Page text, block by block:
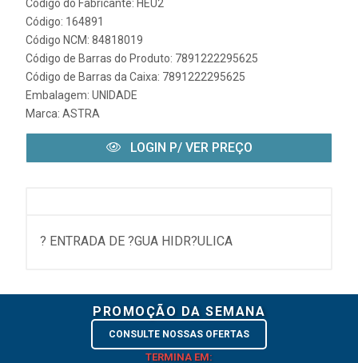
Código do Fabricante: HEU2
Código: 164891
Código NCM: 84818019
Código de Barras do Produto: 7891222295625
Código de Barras da Caixa: 7891222295625
Embalagem: UNIDADE
Marca: ASTRA
LOGIN P/ VER PREÇO
? ENTRADA DE ?GUA HIDR?ULICA
PROMOÇÃO DA SEMANA
CONSULTE NOSSAS OFERTAS
TERMINA EM: